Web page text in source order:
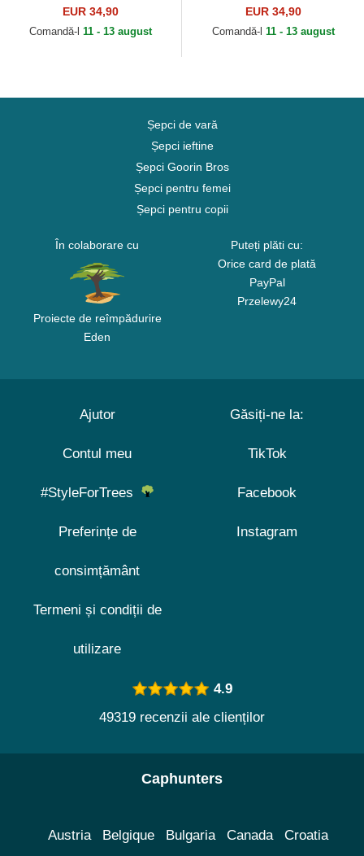
Looney Tunes de Capslab
EUR 34,90
Comandă-l 11 - 13 august
Looney Tunes de Capslab
EUR 34,90
Comandă-l 11 - 13 august
Șepci de vară
Șepci ieftine
Șepci Goorin Bros
Șepci pentru femei
Șepci pentru copii
În colaborare cu
Proiecte de reîmpădurire
Eden
Puteți plăti cu:
Orice card de plată
PayPal
Przelewy24
Ajutor
Contul meu
#StyleForTrees
Preferințe de
consimțământ
Termeni și condiții de
utilizare
Găsiți-ne la:
TikTok
Facebook
Instagram
4.9
49319 recenzii ale clienților
Caphunters
Austria Belgique Bulgaria Canada Croatia